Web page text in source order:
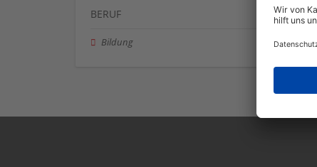
BERUF
Bildung